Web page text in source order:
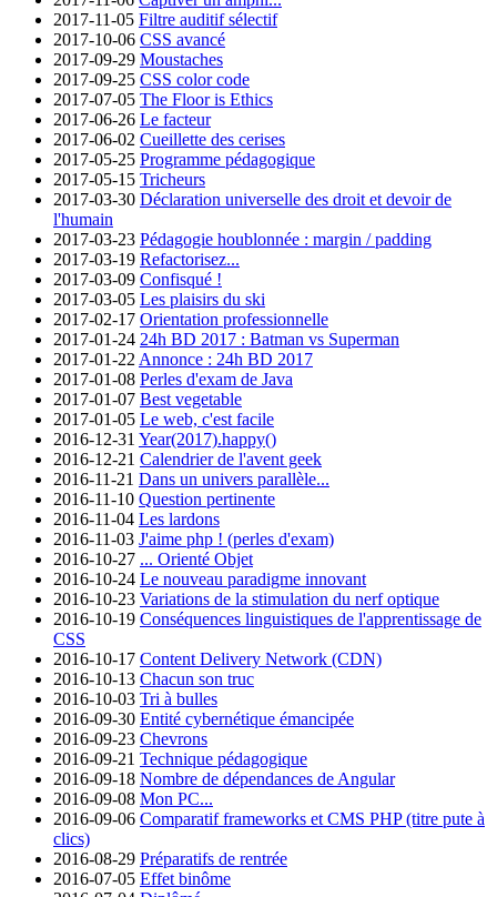
2017-11-05 Filtre auditif sélectif
2017-10-06 CSS avancé
2017-09-29 Moustaches
2017-09-25 CSS color code
2017-07-05 The Floor is Ethics
2017-06-26 Le facteur
2017-06-02 Cueillette des cerises
2017-05-25 Programme pédagogique
2017-05-15 Tricheurs
2017-03-30 Déclaration universelle des droit et devoir de
l'humain
2017-03-23 Pédagogie houblonnée : margin / padding
2017-03-19 Refactorisez...
2017-03-09 Confisqué !
2017-03-05 Les plaisirs du ski
2017-02-17 Orientation professionnelle
2017-01-24 24h BD 2017 : Batman vs Superman
2017-01-22 Annonce : 24h BD 2017
2017-01-08 Perles d'exam de Java
2017-01-07 Best vegetable
2017-01-05 Le web, c'est facile
2016-12-31 Year(2017).happy()
2016-12-21 Calendrier de l'avent geek
2016-11-21 Dans un univers parallèle...
2016-11-10 Question pertinente
2016-11-04 Les lardons
2016-11-03 J'aime php ! (perles d'exam)
2016-10-27 ... Orienté Objet
2016-10-24 Le nouveau paradigme innovant
2016-10-23 Variations de la stimulation du nerf optique
2016-10-19 Conséquences linguistiques de l'apprentissage de
CSS
2016-10-17 Content Delivery Network (CDN)
2016-10-13 Chacun son truc
2016-10-03 Tri à bulles
2016-09-30 Entité cybernétique émancipée
2016-09-23 Chevrons
2016-09-21 Technique pédagogique
2016-09-18 Nombre de dépendances de Angular
2016-09-08 Mon PC...
2016-09-06 Comparatif frameworks et CMS PHP (titre pute à
clics)
2016-08-29 Préparatifs de rentrée
2016-07-05 Effet binôme